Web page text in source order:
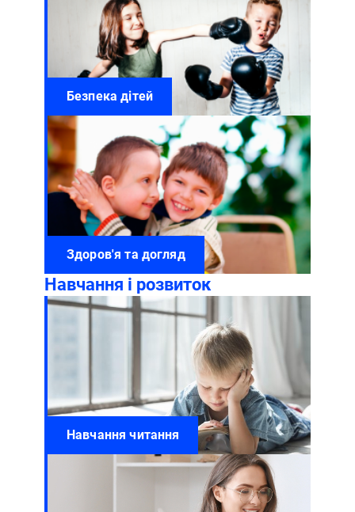
Безпека дітей
Здоров'я та догляд
Навчання і розвиток
Навчання читання